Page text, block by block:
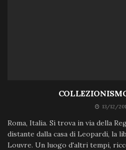
13/12/
Roma, Italia. Si trova in via della
distante dalla casa di Leopardi, la
Louvre. Un luogo d'altri tempi,